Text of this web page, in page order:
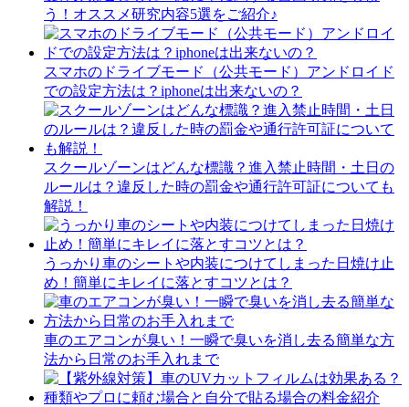
う！オススメ研究内容5選をご紹介♪
スマホのドライブモード（公共モード）アンドロイド
での設定方法は？iphoneは出来ないの？
スクールゾーンはどんな標識？進入禁止時間・土日の
ルールは？違反した時の罰金や通行許可証についても
解説！
うっかり車のシートや内装につけてしまった日焼け止
め！簡単にキレイに落とすコツとは？
車のエアコンが臭い！一瞬で臭いを消し去る簡単な方
法から日常のお手入れまで